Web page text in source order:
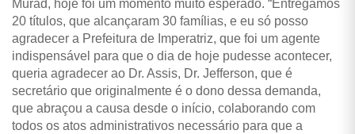
Murad, hoje foi um momento muito esperado. “Entregamos
20 títulos, que alcançaram 30 famílias, e eu só posso
agradecer a Prefeitura de Imperatriz, que foi um agente
indispensável para que o dia de hoje pudesse acontecer,
queria agradecer ao Dr. Assis, Dr. Jefferson, que é
secretário que originalmente é o dono dessa demanda,
que abraçou a causa desde o início, colaborando com
todos os atos administrativos necessário para que a